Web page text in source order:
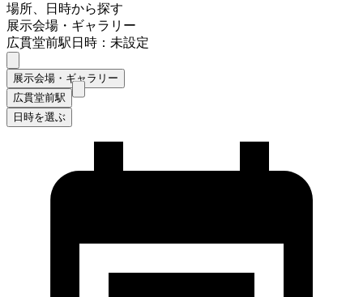
場所、日時から探す
展示会場・ギャラリー
広貫堂前駅日時：未設定
展示会場・ギャラリー
広貫堂前駅
日時を選ぶ